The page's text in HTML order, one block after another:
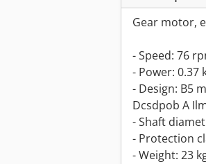
Gear motor,
- Speed: 76
- Power: 0.37
- Design: B5
Dcsdpob A
- Shaft
- Protection
- Weight: 23